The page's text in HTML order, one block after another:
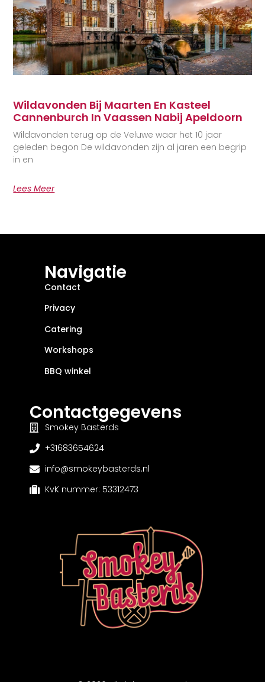
Wildavonden Bij Maarten En Kasteel
Cannenburch In Vaassen Nabij Apeldoorn
Wildavonden terug op de Veluwe waar het 10 jaar
geleden begon De wildavonden zijn al jaren een begrip
in en
Lees Meer
Navigatie
Contact
Privacy
Catering
Workshops
BBQ winkel
Contactgegevens
Smokey Basterds
+31683654624
info@smokeybasterds.nl
KvK nummer: 53312473